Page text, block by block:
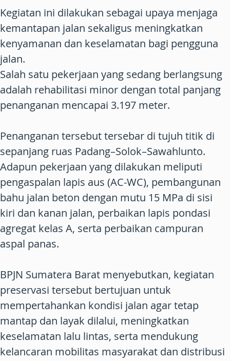
Kegiatan ini dilakukan sebagai upaya menjaga
kemantapan jalan sekaligus meningkatkan
kenyamanan dan keselamatan bagi pengguna
jalan.
Salah satu pekerjaan yang sedang berlangsung
adalah rehabilitasi minor dengan total panjang
penanganan mencapai 3.197 meter.
Penanganan tersebut tersebar di tujuh titik di
sepanjang ruas Padang–Solok–Sawahlunto.
Adapun pekerjaan yang dilakukan meliputi
pengaspalan lapis aus (AC-WC), pembangunan
bahu jalan beton dengan mutu 15 MPa di sisi
kiri dan kanan jalan, perbaikan lapis pondasi
agregat kelas A, serta perbaikan campuran
aspal panas.
BPJN Sumatera Barat menyebutkan, kegiatan
preservasi tersebut bertujuan untuk
mempertahankan kondisi jalan agar tetap
mantap dan layak dilalui, meningkatkan
keselamatan lalu lintas, serta mendukung
kelancaran mobilitas masyarakat dan distribusi